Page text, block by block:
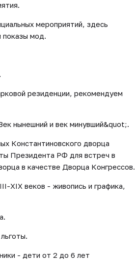
мероприятий, здесь
показы мод.
резиденции, рекомендуем
нынешний и век минувший&quot;.
Константиновского дворца
Президента РФ для встреч в
в качестве Дворца Конгрессов.
XIX веков - живопись и графика,
- дети от 2 до 6 лет